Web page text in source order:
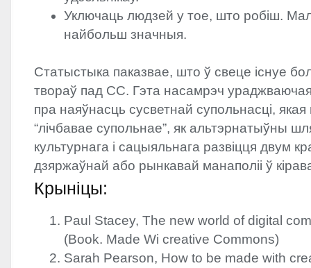
Уключаць людзей у тое, што робіш.
найбольш значныя.
Статыстыка паказвае, што ў свеце існуе
твораў пад СС. Гэта насамрэч
пра наяўнасць сусветнай супольнасці,
“лічбавае супольнае”, як альтэрнатыўны
культурнага і сацыяльнага развіцця двум
дзяржаўнай або рынкавай манаполіі ў
Крыніцы:
Paul Stacey, The new world of digital
(Book. Made Wi creative Commons)
Sarah Pearson, How to be made with